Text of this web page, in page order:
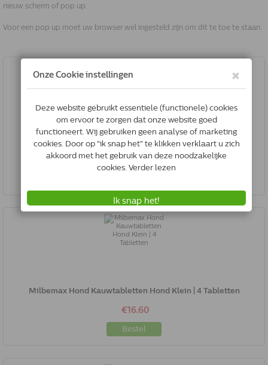
nieuw scherm of pop up.
Voor een pop up moet uw browser wel ingesteld zijn om dit te toe te staan.
Milbemax Kat Klein / Kitten | 20 Tabletten
€62.95
Milbemax Hond Kauwtabletten Hond Klein | 4 Tabletten
€16.60
Bestel